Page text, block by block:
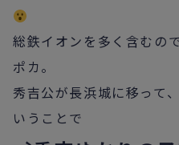
総鉄イオンを多く含むの
ポカ。
秀吉公が長浜城に移って
いうことで